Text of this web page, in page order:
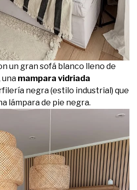
un gran sofá blanco lleno de
una mampara vidriada
negra (estilo industrial) que
lámpara de pie negra.